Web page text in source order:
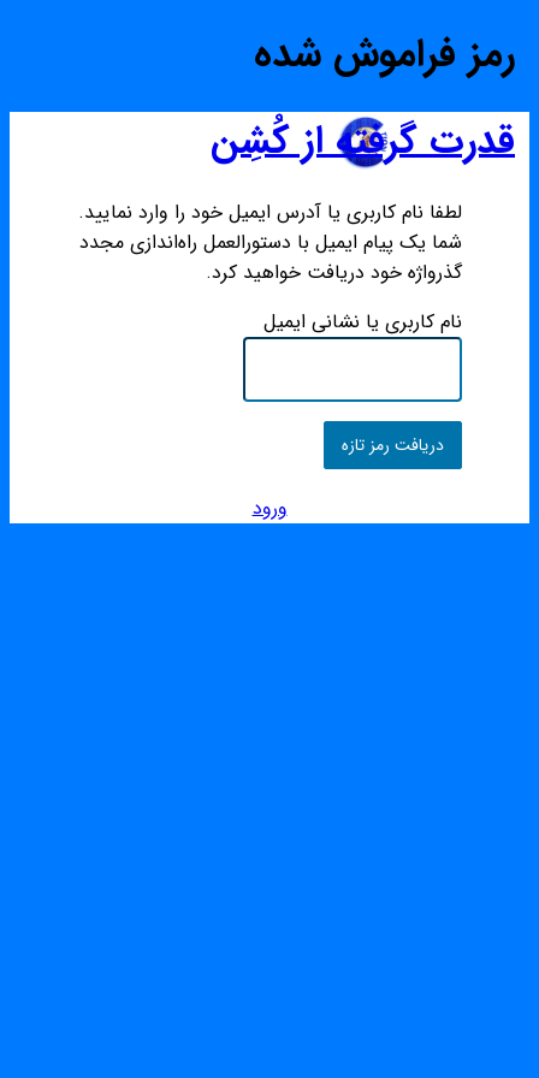
رمز فراموش شده
قدرت گرفته از کُشِن
لطفا نام کاربری یا آدرس ایمیل خود را وارد نمایید.
شما یک پیام ایمیل با دستورالعمل راه‌اندازی مجدد
گذرواژه خود دریافت خواهید کرد.
نام کاربری یا نشانی ایمیل
ورود